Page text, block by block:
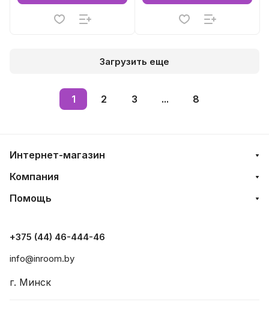
Загрузить еще
1 2 3 ... 8
Интернет-магазин
Компания
Помощь
+375 (44) 46-444-46
info@inroom.by
г. Минск